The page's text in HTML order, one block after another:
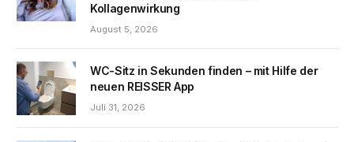
Kollagenwirkung
August 5, 2026
WC-Sitz in Sekunden finden – mit Hilfe der
neuen REISSER App
Juli 31, 2026